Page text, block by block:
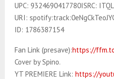
UPC: 9324690417780ISRC:
URI:
ID: 1786387154
Fan Link (presave):https://
Cover by Spino.
YT PREMIERE Link: https://